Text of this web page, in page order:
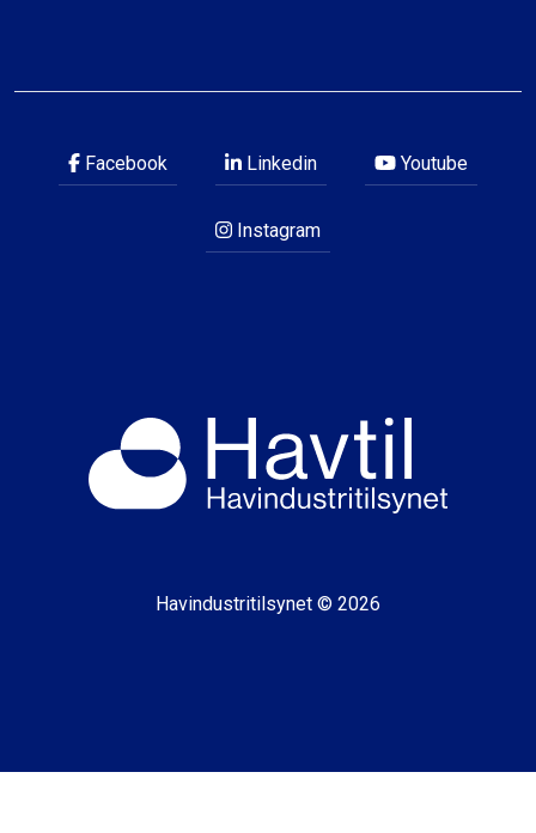
Facebook Linkedin Youtube
Instagram
Havindustritilsynet © 2026